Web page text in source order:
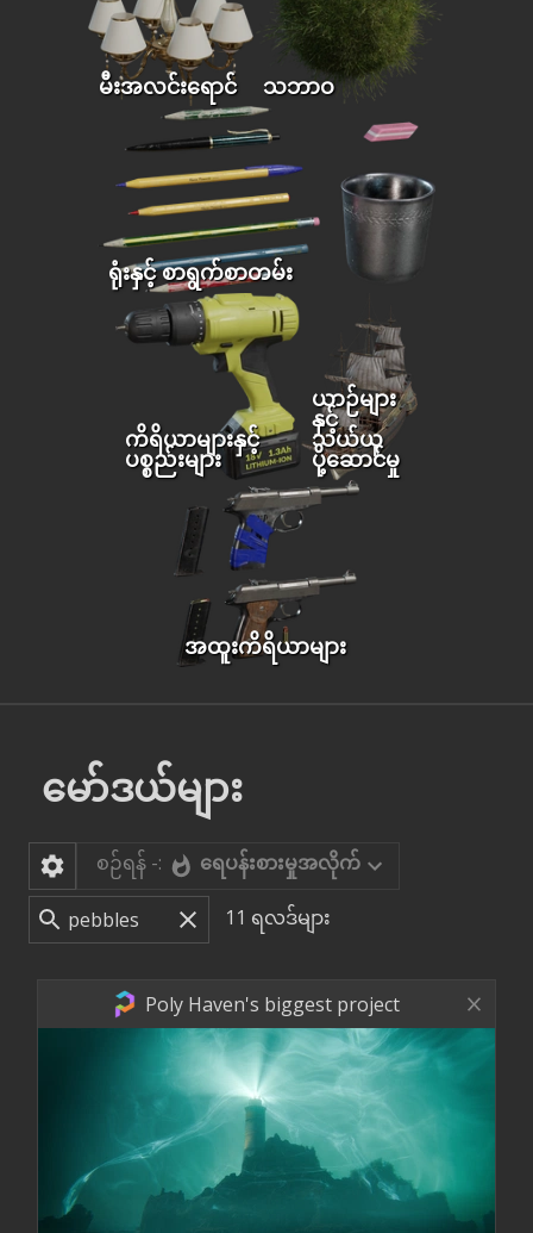
မီးအလင်းရောင် သဘာဝ
ရုံးနှင့် စာရွက်စာတမ်း
ကိရိယာများနှင့်
ပစ္စည်းများ
ယာဉ်များ
နှင့်
သယ်ယူ
ပို့ဆောင်မှု
အထူးကိရိယာများ
မော်ဒယ်များ
စဉ်ရန် -: ရေပန်းစားမှုအလိုက်
11 ရလဒ်များ
Poly Haven's biggest project